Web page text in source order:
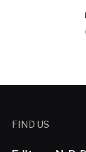
FIND US